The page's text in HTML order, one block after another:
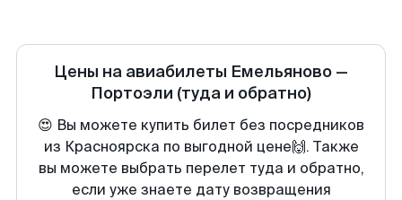
Цены на авиабилеты Емельяново —
Портоэли (туда и обратно)
😍 Вы можете купить билет без посредников
из Красноярска по выгодной цене🙌. Также
вы можете выбрать перелет туда и обратно,
если уже знаете дату возвращения